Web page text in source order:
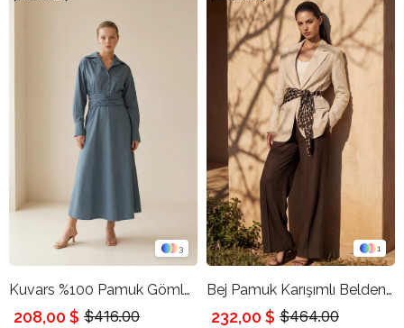
3
Kuvars %100 Pamuk Gömlek Yaka Belden Kemer Detaylı Rahat Kesim Midi Boy Elbise
$416.00
208,00 $
1
Bej Pamuk Karışımlı Belden Şal Aksesuar Detaylı Ceket
$464.00
232,00 $